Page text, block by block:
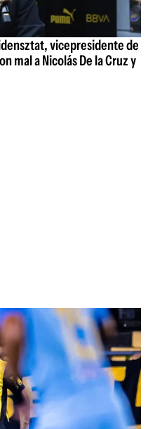
vicepresidente de
mal a Nicolás De la Cruz y